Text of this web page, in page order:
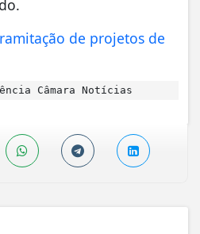
de projetos de
Câmara Notícias